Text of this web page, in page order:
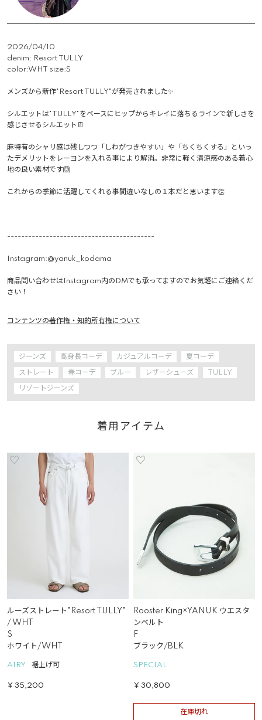
2026/04/10
denim: Resort TULLY
color:WHT size:S
メンズから新作"Resort TULLY"が発売されました✨
シルエットは"TULLY"をベースにヒップからキレイに落ちるラインで新しさを
感じさせるシルエット👖
麻特有のシャリ感は残しつつ「しわがつきやすい」や「ちくちくする」といっ
たデメリットをレーヨンを入れる事により解消。非常に軽く清涼感のある着心
地の良い素材です🙆
これからの季節に活躍してくれる事間違いなしの１本だと思います👏
------------------------------------------
Instagram:@yanuk_kodama
商品問い合わせはInstagram内のDMでも承ってますのでお気軽にご連絡くだ
コンテンツの著作権・知的所有権について
ジーンズ 高身長コーデ カジュアルコーデ 夏コーデ
ストレート 春コーデ ブルー レザーシューズ TULLY
リゾートジーンズ
着用アイテム
ルーズストレート"Resort TULLY"
/ WHT
S
ホワイト/WHT
AIRY 裾上げ可
¥ 35,200
Rooster King×YANUK ウエスタ
ンベルト
F
ブラック/BLK
SPECIAL
¥ 30,800
在庫切れ